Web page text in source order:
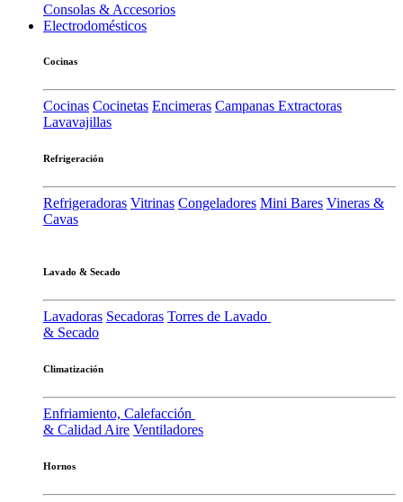
Consolas & Accesorios
Electrodomésticos
Cocinas
Cocinas Cocinetas Encimeras Campanas Extractoras
Lavavajillas
Refrigeración
Refrigeradoras Vitrinas Congeladores Mini Bares Vineras &
Cavas
Lavado & Secado
Lavadoras Secadoras Torres de Lavado
& Secado
Climatización
Enfriamiento, Calefacción
& Calidad Aire Ventiladores
Hornos